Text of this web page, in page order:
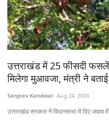
उत्तराखंड में 25 फीसदी फसलें
मिलेगा मुआवजा, मंत्री ने
Sanjeev Kandwal Aug 24, 2024
उत्तराखंड सरकार ने विधानसभा में दिए